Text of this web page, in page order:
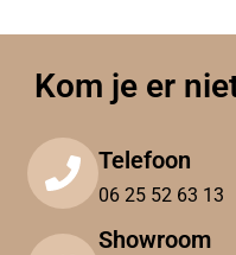
Kom je er
Telefoon
06 25 52 63 13
Showroom